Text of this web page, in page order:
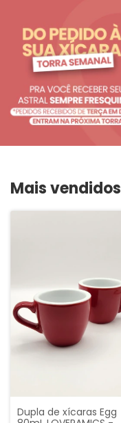
Mais vendidos
Dupla de xícaras Egg